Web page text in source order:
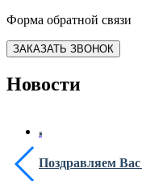
Форма обратной связи
ЗАКАЗАТЬ ЗВОНОК
Новости
Поздравляем